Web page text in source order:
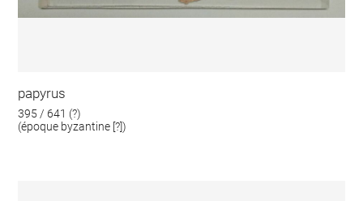
papyrus
395 / 641 (?)
(époque byzantine [?])